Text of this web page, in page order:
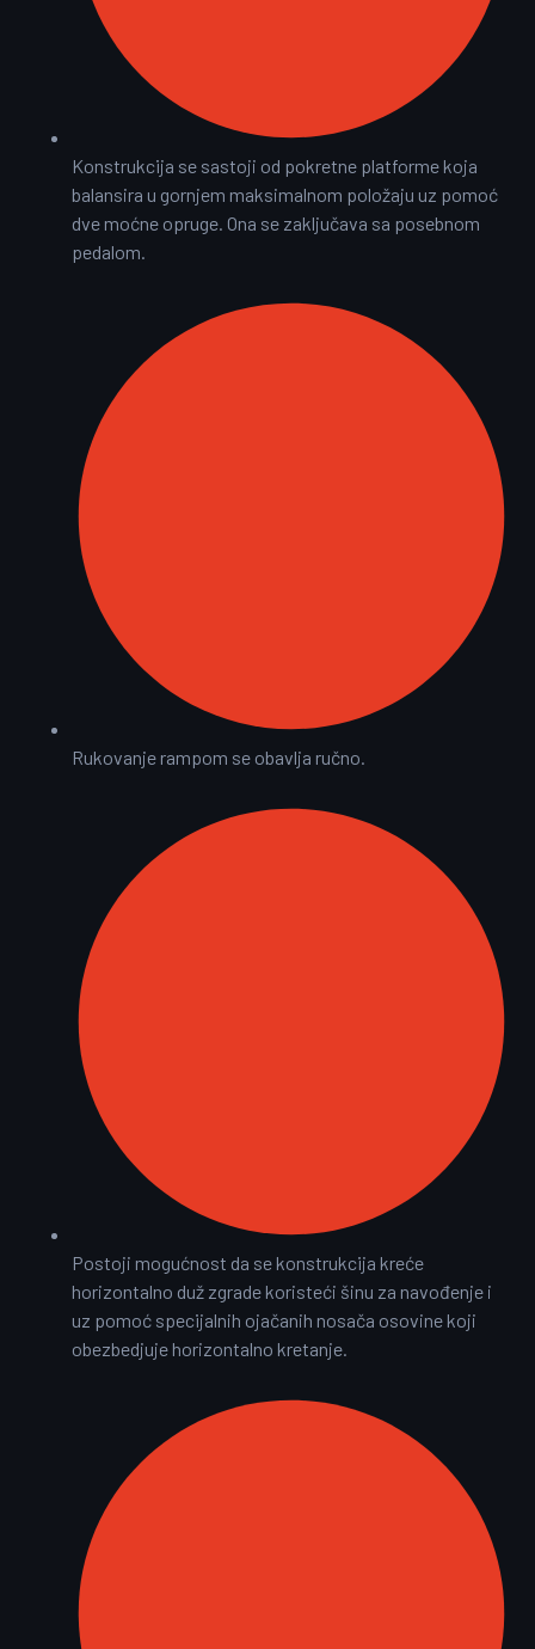
Konstrukcija se sastoji od pokretne platforme koja
balansira u gornjem maksimalnom položaju uz pomoć
dve moćne opruge. Ona se zaključava sa posebnom
pedalom.
Rukovanje rampom se obavlja ručno.
Postoji mogućnost da se konstrukcija kreće
horizontalno duž zgrade koristeći šinu za navođenje i
uz pomoć specijalnih ojačanih nosača osovine koji
obezbedjuje horizontalno kretanje.